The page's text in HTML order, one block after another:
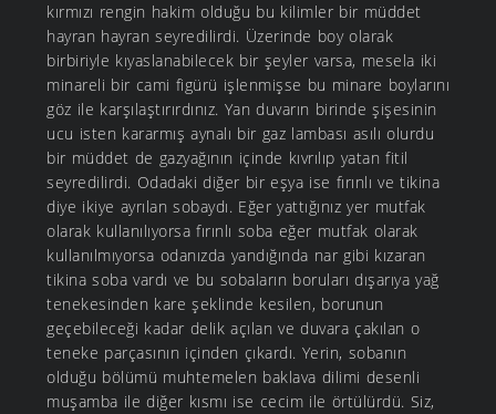
kırmızı rengin hakim olduğu bu kilimler bir müddet
hayran hayran seyredilirdi. Üzerinde boy olarak
birbiriyle kıyaslanabilecek bir şeyler varsa, mesela iki
minareli bir cami figürü işlenmişse bu minare boylarını
göz ile karşılaştırırdınız. Yan duvarın birinde şişesinin
ucu isten kararmış aynalı bir gaz lambası asılı olurdu
bir müddet de gazyağının içinde kıvrılıp yatan fitil
seyredilirdi. Odadaki diğer bir eşya ise fırınlı ve tikina
diye ikiye ayrılan sobaydı. Eğer yattığınız yer mutfak
olarak kullanılıyorsa fırınlı soba eğer mutfak olarak
kullanılmıyorsa odanızda yandığında nar gibi kızaran
tikina soba vardı ve bu sobaların boruları dışarıya yağ
tenekesinden kare şeklinde kesilen, borunun
geçebileceği kadar delik açılan ve duvara çakılan o
teneke parçasının içinden çıkardı. Yerin, sobanın
olduğu bölümü muhtemelen baklava dilimi desenli
muşamba ile diğer kısmı ise cecim ile örtülürdü. Siz,